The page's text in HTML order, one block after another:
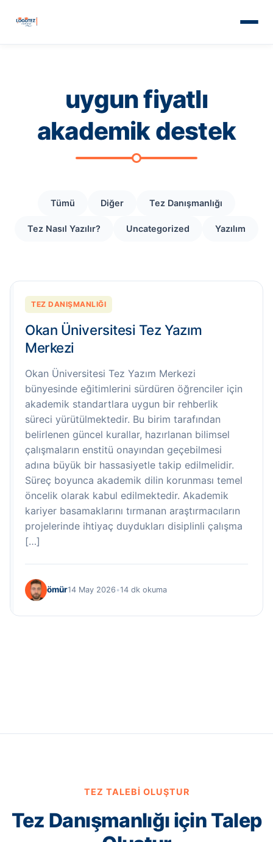
uygun fiyatlı
akademik destek
Tümü Diğer Tez Danışmanlığı
Tez Nasıl Yazılır? Uncategorized Yazılım
TEZ DANIŞMANLIĞI
Okan Üniversitesi Tez Yazım
Merkezi
Okan Üniversitesi Tez Yazım Merkezi
bünyesinde eğitimlerini sürdüren öğrenciler için
akademik standartlara uygun bir rehberlik
süreci yürütülmektedir. Bu birim tarafından
belirlenen güncel kurallar, hazırlanan bilimsel
çalışmaların enstitü onayından geçebilmesi
adına büyük bir hassasiyetle takip edilmelidir.
Süreç boyunca akademik dilin korunması temel
öncelik olarak kabul edilmektedir. Akademik
kariyer basamaklarını tırmanan araştırmacıların
projelerinde ihtiyaç duydukları disiplinli çalışma
[…]
ömür14 May 2026 •14 dk okuma
TEZ TALEBI OLUŞTUR
Tez Danışmanlığı için Talep